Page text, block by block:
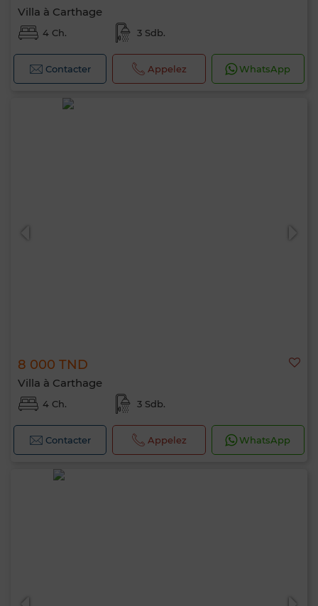
Villa à Carthage
4 Ch. 3 Sdb.
Contacter Appelez WhatsApp
8 000 TND
Villa à Carthage
4 Ch. 3 Sdb.
Contacter Appelez WhatsApp